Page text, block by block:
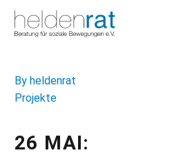
By heldenrat
Projekte
26 MAI: